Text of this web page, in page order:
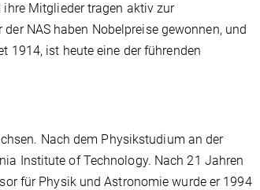
ihre Mitglieder tragen aktiv zur
NAS haben Nobelpreise gewonnen, und
1914, ist heute eine der führenden
Nach dem Physikstudium an der
Institute of Technology. Nach 21 Jahren
für Physik und Astronomie wurde er 1994